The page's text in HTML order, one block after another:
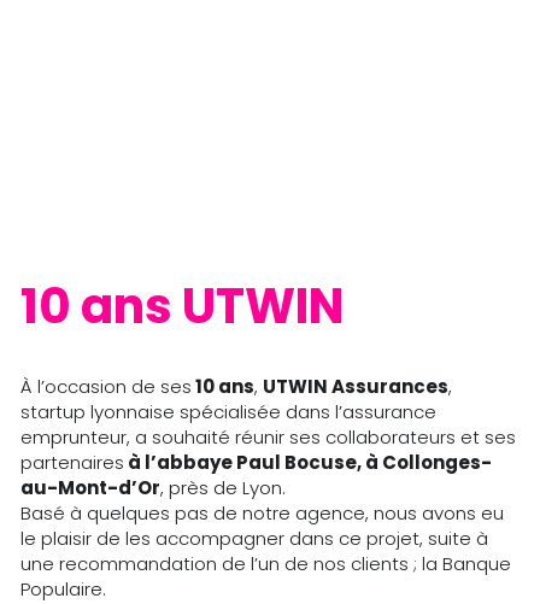
10 ans UTWIN
À l’occasion de ses 10 ans, UTWIN Assurances,
startup lyonnaise spécialisée dans l’assurance
emprunteur, a souhaité réunir ses collaborateurs et ses
partenaires à l’abbaye Paul Bocuse, à Collonges-
au-Mont-d’Or, près de Lyon.
Basé à quelques pas de notre agence, nous avons eu
le plaisir de les accompagner dans ce projet, suite à
une recommandation de l’un de nos clients ; la Banque
Populaire.